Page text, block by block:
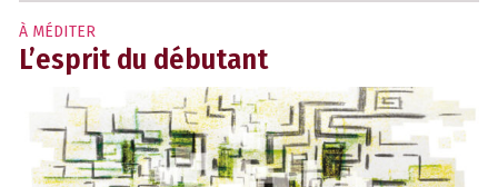
À MÉDITER
L’esprit du débutant